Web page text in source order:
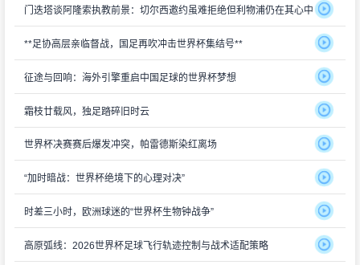
门迭塔谈阿隆索执教前景：切尔西邀约虽难拒绝但利物浦仍在其心中
**足协高层亲临督战，国足再吹冲击世界杯集结号**
征途与回响：海外引擎重启中国足球的世界杯梦想
霜枝廿载风，独足踏碎旧时云
世界杯决赛赛后爆发冲突，帕雷德斯染红离场
“加时暗战：世界杯绝境下的心理对决”
时差三小时，欧洲球迷的“世界杯生物钟战争”
高原弧线：2026世界杯足球飞行轨迹控制与战术适配策略